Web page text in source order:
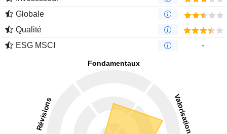
Globale
Qualité
ESG MSCI
-